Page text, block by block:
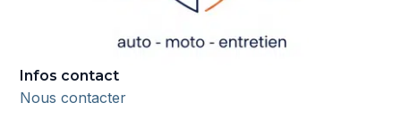
Infos contact
Nous contacter